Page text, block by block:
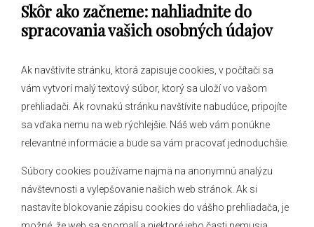
Skôr ako začneme: nahliadnite do
spracovania vašich osobných údajov
Ak navštívite stránku, ktorá zapisuje cookies, v počítači sa
vám vytvorí malý textový súbor, ktorý sa uloží vo vašom
prehliadači. Ak rovnakú stránku navštívite nabudúce, pripojíte
sa vďaka nemu na web rýchlejšie. Náš web vám ponúkne
relevantné informácie a bude sa vám pracovať jednoduchšie.
Súbory cookies používame najmä na anonymnú analýzu
návštevnosti a vylepšovanie našich web stránok. Ak si
nastavíte blokovanie zápisu cookies do vášho prehliadača, je
Obecný úrad
O obci
Hlásenia obecného rozhlasu